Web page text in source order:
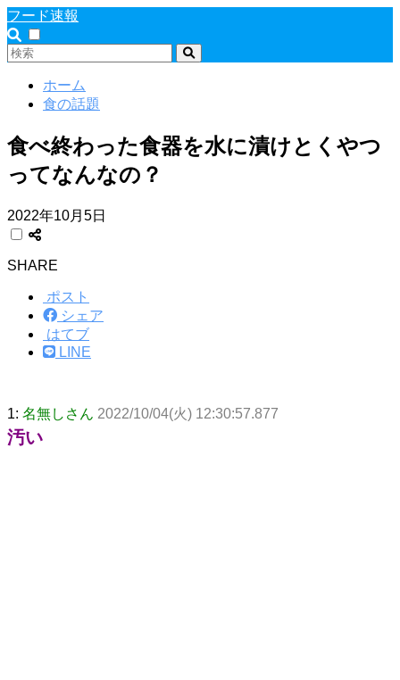
フード速報
ホーム
食の話題
食べ終わった食器を水に漬けとくやつ
ってなんなの？
2022年10月5日
SHARE
ポスト
シェア
はてブ
LINE
1: 名無しさん 2022/10/04(火) 12:30:57.877
汚い